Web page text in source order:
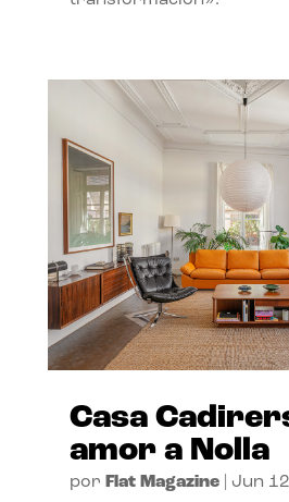
Casa
amor a Nolla
por Flat Magazine| Jun